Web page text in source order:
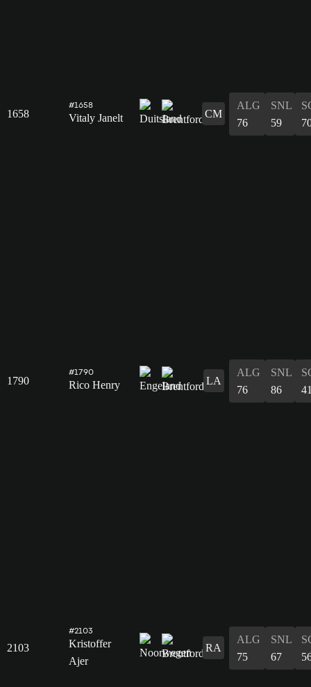
1658
#1658
Vitaly Janelt CM
ALG
76
SNL
59
1790
#1790
Rico Henry LA
ALG
76
SNL
86
2103
#2103
Kristoffer
Ajer
RA
ALG
75
SNL
67